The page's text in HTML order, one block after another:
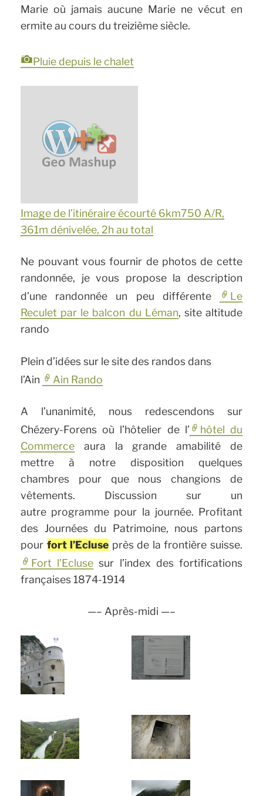
Marie où jamais aucune Marie ne vécut en
ermite au cours du treizième siècle.
Pluie depuis le chalet
Image de l’itinéraire écourté 6km750 A/R,
361m dénivelée, 2h au total
Ne pouvant vous fournir de photos de cette
randonnée, je vous propose la description
d’une randonnée un peu différente
Le
Reculet par le balcon du Léman, site altitude
rando
Plein d’idées sur le site des randos dans
l’Ain
Ain Rando
A l’unanimité, nous redescendons sur
Chézery-Forens où l’hôtelier de l’
hôtel du
Commerce aura la grande amabilité de
mettre à notre disposition quelques
chambres pour que nous changions de
vêtements. Discussion sur un
autre programme pour la journée. Profitant
des Journées du Patrimoine, nous partons
pour fort l’Ecluse près de la frontière suisse.
Fort l’Ecluse sur l’index des fortifications
françaises 1874-1914
—– Après-midi —–